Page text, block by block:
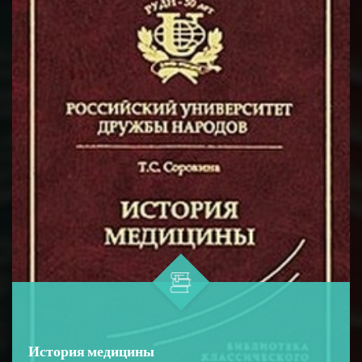
возбуждения в нервных волокна...
История медицины